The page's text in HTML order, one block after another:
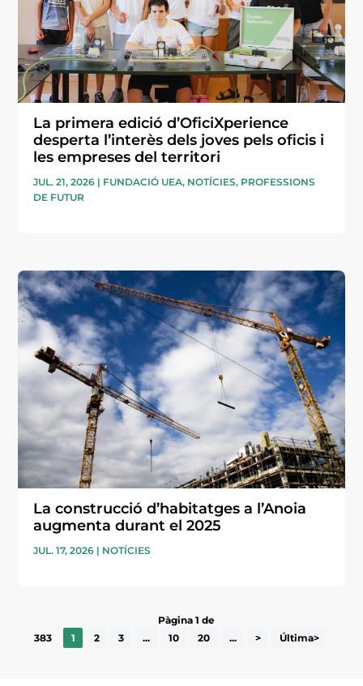
La primera edició d’OficiXperience
desperta l’interès dels joves pels oficis i
les empreses del territori
JUL. 21, 2026 | FUNDACIÓ UEA, NOTÍCIES, PROFESSIONS
DE FUTUR
La construcció d’habitatges a l’Anoia
augmenta durant el 2025
JUL. 17, 2026 | NOTÍCIES
Pàgina 1 de
383
1 2 3 ... 10 20 ... > Última>